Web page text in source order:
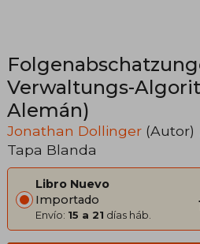
Verwaltungs-
Alemán)
Jonathan Dollinger (Autor)
Tapa Blanda
Libro Nuevo
Importado
Envío: 15 a 21 días háb.